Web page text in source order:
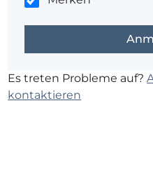
Es treten Probleme auf?
kontaktieren